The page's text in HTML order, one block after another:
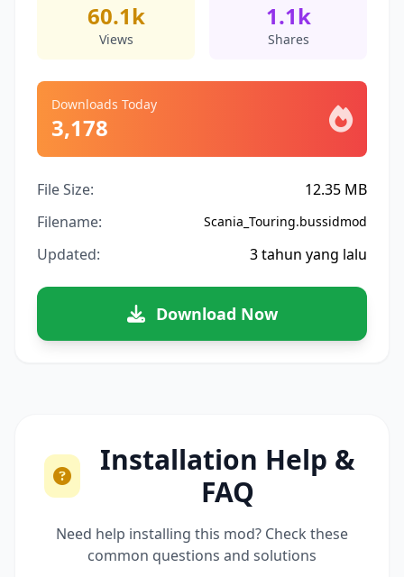
60.1k
Views
1.1k
Shares
Downloads Today
3,178
File Size:
12.35 MB
Filename:
Scania_Touring.bussidmod
Updated: 3 tahun yang lalu
Download Now
Installation Help &
FAQ
Need help installing this mod? Check these
common questions and solutions